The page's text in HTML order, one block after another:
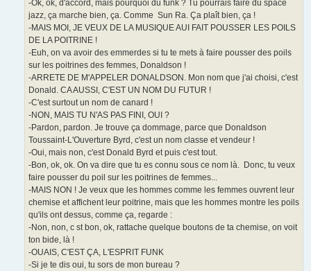
-Ok, ok, d'accord, mais pourquoi du funk ? Tu pourrais faire du space
jazz, ça marche bien, ça. Comme Sun Ra. Ça plaît bien, ça !
-MAIS MOI, JE VEUX DE LA MUSIQUE AUI FAIT POUSSER LES POILS
DE LA POITRINE !
-Euh, on va avoir des emmerdes si tu te mets à faire pousser des poils
sur les poitrines des femmes, Donaldson !
-ARRETE DE M'APPELER DONALDSON. Mon nom que j'ai choisi, c'est
Donald. CA AUSSI, C'EST UN NOM DU FUTUR !
-C'est surtout un nom de canard !
-NON, MAIS TU N'AS PAS FINI, OUI ?
-Pardon, pardon. Je trouve ça dommage, parce que Donaldson
Toussaint-L'Ouverture Byrd, c'est un nom classe et vendeur !
-Oui, mais non, c'est Donald Byrd et puis c'est tout.
-Bon, ok, ok. On va dire que tu es connu sous ce nom là. Donc, tu veux
faire pousser du poil sur les poitrines de femmes...
-MAIS NON ! Je veux que les hommes comme les femmes ouvrent leur
chemise et affichent leur poitrine, mais que les hommes montre les poils
qu'ils ont dessus, comme ça, regarde :
-Non, non, c st bon, ok, rattache quelque boutons de ta chemise, on voit
ton bide, là !
-OUAIS, C'EST ÇA, L'ESPRIT FUNK
-Si je te dis oui, tu sors de mon bureau ?